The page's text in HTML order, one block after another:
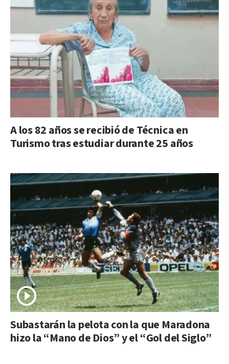
A los 82 años se recibió de Técnica en
Turismo tras estudiar durante 25 años
Subastarán la pelota con la que Maradona
hizo la “Mano de Dios” y el “Gol del Siglo”